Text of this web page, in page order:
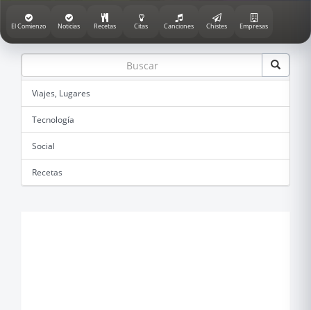
El Comienzo Noticias Recetas Citas Canciones Chistes Empresas
Viajes, Lugares
Tecnología
Social
Recetas